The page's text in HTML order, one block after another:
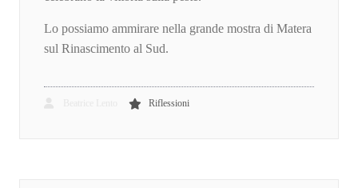
Lo possiamo ammirare nella grande mostra di Matera
sul Rinascimento al Sud.
Riflessioni